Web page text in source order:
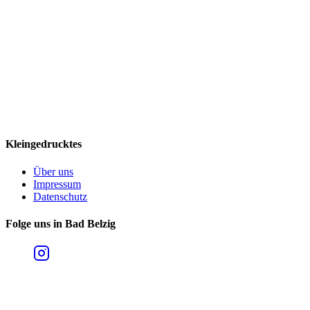
Kleingedrucktes
Über uns
Impressum
Datenschutz
Folge uns in Bad Belzig